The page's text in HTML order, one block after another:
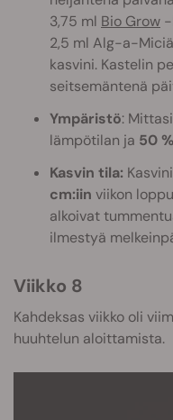
3,75 ml Bio Grow -
2,5 ml Alg-a-
kasvini. Kastelin
seitsemäntenä
Ympäristö:
lämpötilan ja 50
Kasvin tila:
cm:iin viikon
alkoivat
ilmestyä
Viikko 8
Kahdeksas viikko oli
huuhtelun aloittamista.